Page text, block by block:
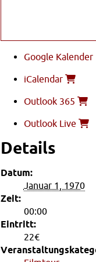
Google Kalender
iCalendar
Outlook 365
Outlook Live
Details
Datum:
Januar 1, 1970
Zeit:
00:00
Eintritt:
22€